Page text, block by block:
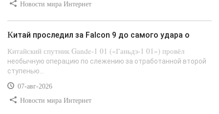
Новости мира Интернет
Китай проследил за Falcon 9 до самого удара о
Китайский спутник Gande-1 01 («Ганьдэ-1 01») провёл
необычную операцию по слежению за отработанной второй
ступенью...
07-авг-2026
Новости мира Интернет